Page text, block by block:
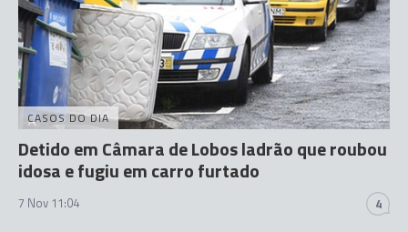
CASOS DO DIA
Detido em Câmara de Lobos ladrão que roubou
idosa e fugiu em carro furtado
7 Nov 11:04 4